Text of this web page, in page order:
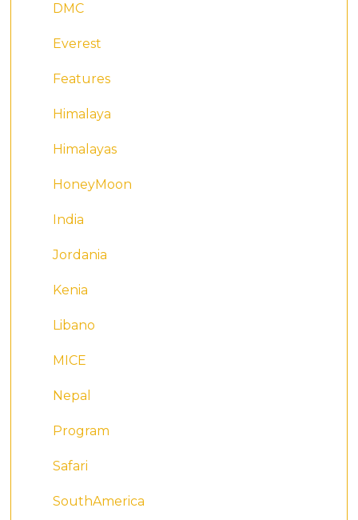
DMC
Everest
Features
Himalaya
Himalayas
HoneyMoon
India
Jordania
Kenia
Libano
MICE
Nepal
Program
Safari
SouthAmerica